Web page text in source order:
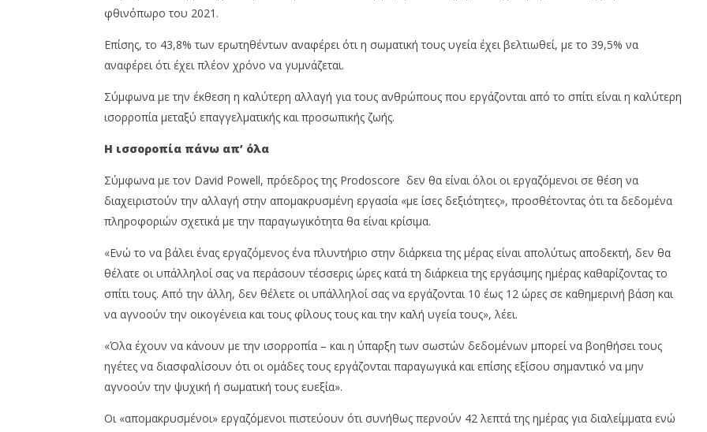
φθινόπωρο του 2021.
Επίσης, το 43,8% των ερωτηθέντων αναφέρει ότι η σωματική τους υγεία έχει βελτιωθεί, με το 39,5% να
αναφέρει ότι έχει πλέον χρόνο να γυμνάζεται.
Σύμφωνα με την έκθεση η καλύτερη αλλαγή για τους ανθρώπους που εργάζονται από το σπίτι είναι η καλύτερη
ισορροπία μεταξύ επαγγελματικής και προσωπικής ζωής.
Η ισσοροπία πάνω απ’ όλα
Σύμφωνα με τον David Powell, πρόεδρος της Prodoscore δεν θα είναι όλοι οι εργαζόμενοι σε θέση να
διαχειριστούν την αλλαγή στην απομακρυσμένη εργασία «με ίσες δεξιότητες», προσθέτοντας ότι τα δεδομένα
πληροφοριών σχετικά με την παραγωγικότητα θα είναι κρίσιμα.
«Ενώ το να βάλει ένας εργαζόμενος ένα πλυντήριο στην διάρκεια της μέρας είναι απολύτως αποδεκτή, δεν θα
θέλατε οι υπάλληλοί σας να περάσουν τέσσερις ώρες κατά τη διάρκεια της εργάσιμης ημέρας καθαρίζοντας το
σπίτι τους. Από την άλλη, δεν θέλετε οι υπάλληλοί σας να εργάζονται 10 έως 12 ώρες σε καθημερινή βάση και
να αγνοούν την οικογένεια και τους φίλους τους και την καλή υγεία τους», λέει.
«Όλα έχουν να κάνουν με την ισορροπία – και η ύπαρξη των σωστών δεδομένων μπορεί να βοηθήσει τους
ηγέτες να διασφαλίσουν ότι οι ομάδες τους εργάζονται παραγωγικά και επίσης εξίσου σημαντικό να μην
αγνοούν την ψυχική ή σωματική τους ευεξία».
Οι «απομακρυσμένοι» εργαζόμενοι πιστεύουν ότι συνήθως περνούν 42 λεπτά της ημέρας για διαλείμματα ενώ